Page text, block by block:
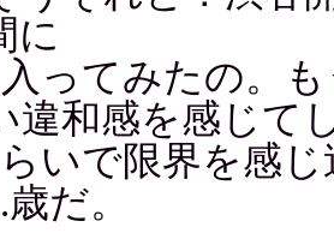
に
ってみたの。
違和感を感じて
いで限界を感
だ。